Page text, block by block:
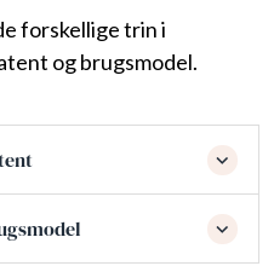
forskellige trin i
og brugsmodel.